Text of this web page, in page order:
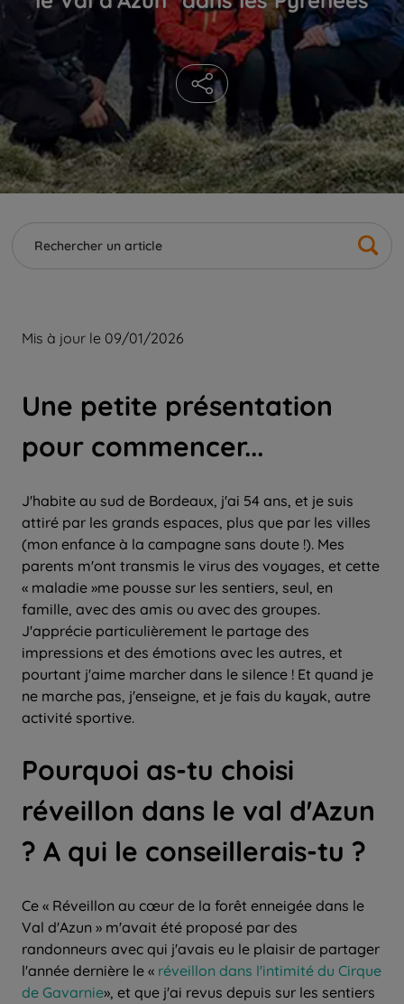
Mis à jour le 09/01/2026
Une petite présentation
pour commencer...
J'habite au sud de Bordeaux, j'ai 54 ans, et je suis
attiré par les grands espaces, plus que par les villes
(mon enfance à la campagne sans doute !). Mes
parents m'ont transmis le virus des voyages, et cette
« maladie »me pousse sur les sentiers, seul, en
famille, avec des amis ou avec des groupes.
J'apprécie particulièrement le partage des
impressions et des émotions avec les autres, et
pourtant j'aime marcher dans le silence ! Et quand je
ne marche pas, j'enseigne, et je fais du kayak, autre
activité sportive.
Pourquoi as-tu choisi
réveillon dans le val d'Azun
? A qui le conseillerais-tu ?
Ce « Réveillon au cœur de la forêt enneigée dans le
Val d'Azun » m'avait été proposé par des
randonneurs avec qui j'avais eu le plaisir de partager
l'année dernière le « réveillon dans l'intimité du Cirque
de Gavarnie», et que j'ai revus depuis sur les sentiers